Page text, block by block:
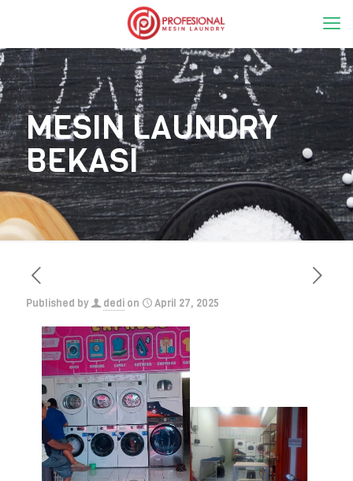
MESIN LAUNDRY
BEKASI
Published by dedi on April 27, 2025